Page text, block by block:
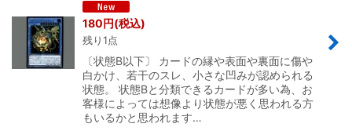
180円(税込)
残り1点
〔状態B以下〕 カードの縁や表面や裏面に傷や
白かけ、若干のスレ、小さな凹みが認められる
状態。 状態Bと分類できるカードが多い為、お
客様によっては想像より状態が悪く思われる方
もいるかと思われます…